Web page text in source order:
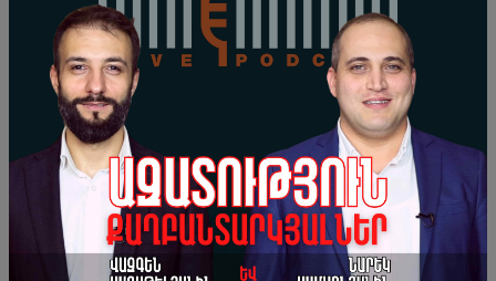
Սեուտայի միգրացիոն ճգնաժամից հետո Իսպանիան
Իտալիային 2 օր է տվել՝ սահմանային
վերահսկողությունը վերացնելու համար
07-08-2026 19:04 |
Այստեղ գտնվելու նպատակը դատարկ բանավեճերի
մասնակցելը չէ, այլ խոսքը գործով ապացուցելը.
Գասպարյան
07-08-2026 18:35 |Տեսանյութեր